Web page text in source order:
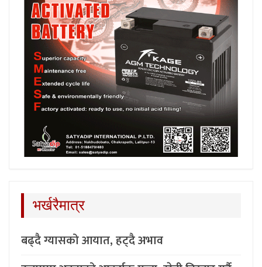
भर्खरैमात्र
बढ्दै ग्यासको आयात, हट्दै अभाव